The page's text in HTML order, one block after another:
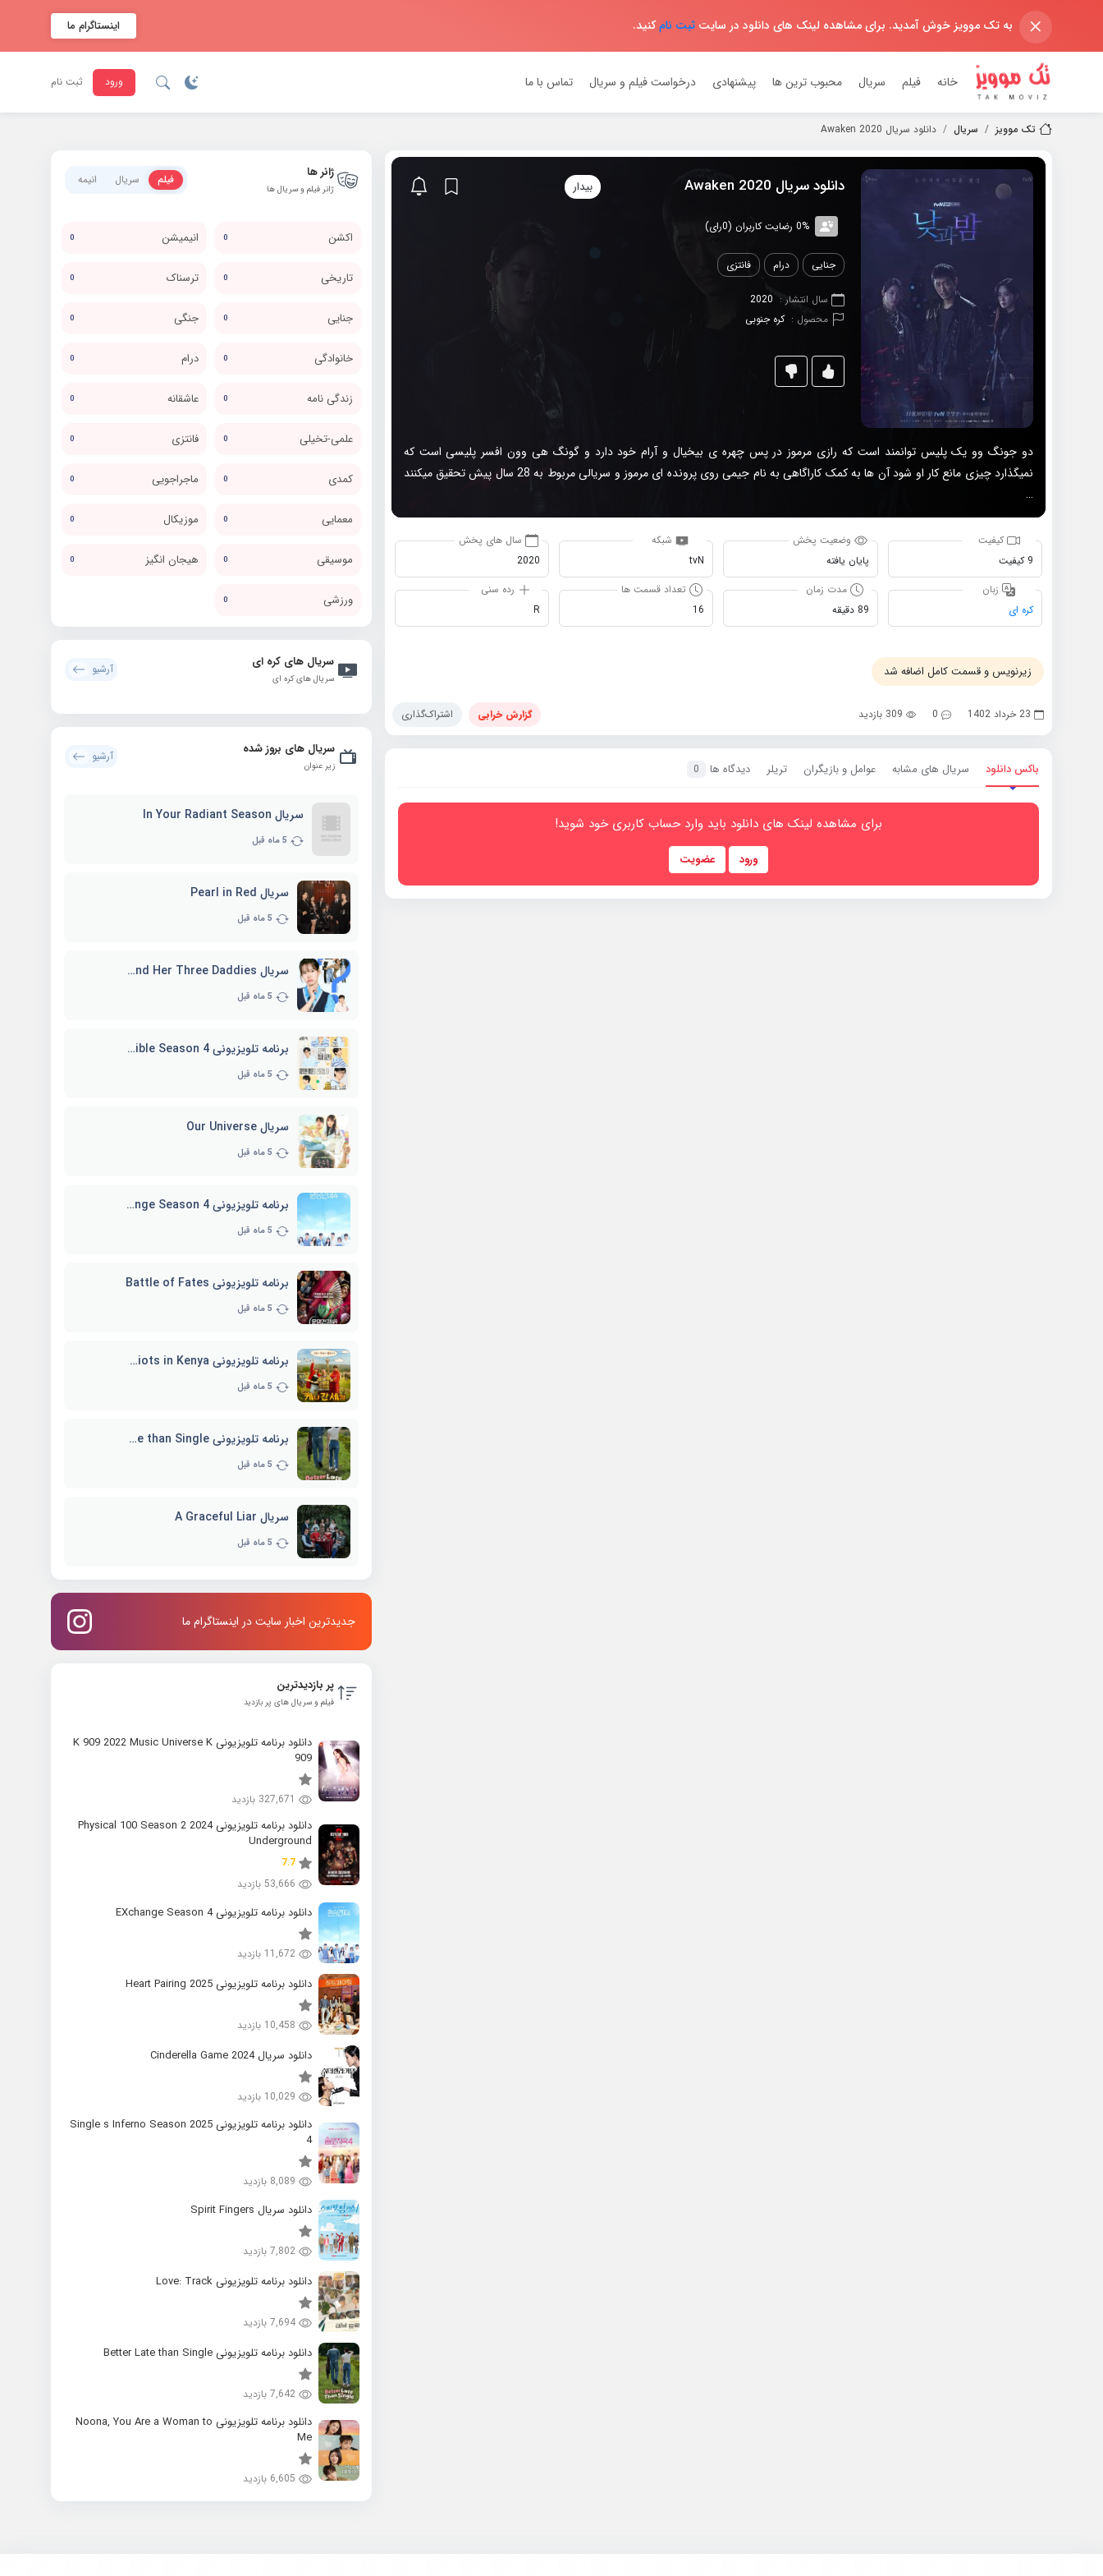
× به تک موویز خوش آمدید. برای مشاهده لینک های دانلود در سایت ثبت نامکنید. اینستاگرام ما
خانه فیلم سریال محبوب ترین ها پیشنهادی درخواست فیلم و سریال تماس با ما ورود ثبت نام
تک موویز سریال دانلود سریال 2020 Awaken
دانلود سریال 2020 Awaken بیدار
0% رضایت کاربران (0رای)
جنایی درام فانتزی
سال انتشار : 2020
محصول : کره جنوبی
دو جونگ وو یک پلیس توانمند است که رازی مرموز در پس چهره ی بیخیال و آرام خود دارد و گونگ هی وون افسر پلیسی است که
نمیگذارد چیزی مانع کار او شود آن ها به کمک کاراگاهی به نام جیمی روی پرونده ای مرموز و سریالی مربوط به 28 سال پیش تحقیق میکنند
…
کیفیت
9 کیفیت
وضعیت پخش
پایان یافته
شبکه
tvN
سال های پخش
2020
زبان
کره ای
مدت زمان
89 دقیقه
تعداد قسمت ها
16
رده سنی
R
زیرنویس و قسمت کامل اضافه شد
23 خرداد 1402 0 309 بازدید گزارش خرابی اشتراک‌گذاری
باکس دانلود سریال های مشابه عوامل و بازیگران تریلر دیدگاه ها 0
برای مشاهده لینک های دانلود باید وارد حساب کاربری خود شوید!
ورود عضویت
ژانر ها
ژانر فیلم و سریال ها
فیلم سریال انیمه
اکشن 0 انیمیشن 0
تاریخی 0 ترسناک 0
جنایی 0 جنگی 0
خانوادگی 0 درام 0
زندگی نامه 0 عاشقانه 0
علمی-تخیلی 0 فانتزی 0
کمدی 0 ماجراجویی 0
معمایی 0 موزیکال 0
موسیقی 0 هیجان انگیز 0
ورزشی 0
سریال های کره ای
سریال های کره ای
آرشیو
سریال های بروز شده
زیر عنوان
آرشیو
سریال In Your Radiant Season
5 ماه قبل
سریال Pearl in Red
5 ماه قبل
سریال Marie and Her Three Daddies
5 ماه قبل
برنامه تلویزیونی Whenever Possible Season 4
5 ماه قبل
سریال Our Universe
5 ماه قبل
برنامه تلویزیونی EXchange Season 4
5 ماه قبل
برنامه تلویزیونی Battle of Fates
5 ماه قبل
برنامه تلویزیونی Three Idiots in Kenya
5 ماه قبل
برنامه تلویزیونی Better Late than Single
5 ماه قبل
سریال A Graceful Liar
5 ماه قبل
جدیدترین اخبار سایت در اینستاگرام ما
پر بازدیدترین
فیلم و سریال های پر بازدید
دانلود برنامه تلویزیونی K 909 2022 Music Universe K
909
327,671 بازدید
دانلود برنامه تلویزیونی 2024 Physical 100 Season 2
Underground
7.7
53,666 بازدید
دانلود برنامه تلویزیونی EXchange Season 4
11,672 بازدید
دانلود برنامه تلویزیونی 2025 Heart Pairing
10,458 بازدید
دانلود سریال 2024 Cinderella Game
10,029 بازدید
دانلود برنامه تلویزیونی 2025 Single s Inferno Season
4
8,089 بازدید
دانلود سریال Spirit Fingers
7,802 بازدید
دانلود برنامه تلویزیونی Love: Track
7,694 بازدید
دانلود برنامه تلویزیونی Better Late than Single
7,642 بازدید
دانلود برنامه تلویزیونی Noona, You Are a Woman to
Me
6,605 بازدید